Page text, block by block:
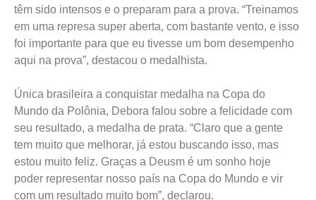
O atleta destacou que os treinamentos em São Bernardo
têm sido intensos e o preparam para a prova. “Treinamos
em uma represa super aberta, com bastante vento, e isso
foi importante para que eu tivesse um bom desempenho
Única brasileira a conquistar medalha na Copa do
Mundo da Polônia, Debora falou sobre a felicidade com
seu resultado, a medalha de prata. “Claro que a gente
tem muito que melhorar, já estou buscando isso, mas
estou muito feliz. Graças a Deusm é um sonho hoje
poder representar nosso país na Copa do Mundo e vir